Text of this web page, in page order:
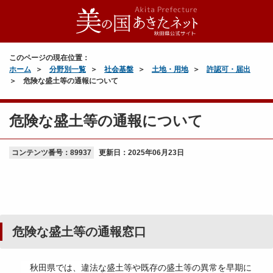
このページの現在位置：
ホーム
分野別一覧 社会基盤 土地・用地
許認可・届出
危険な盛土等の通報について
危険な盛土等の通報について
コンテンツ番号：89937 更新日： 2025年06月23日
危険な盛土等の通報窓口
秋田県では、違法な盛土等や既存の盛土等の異常を早期に